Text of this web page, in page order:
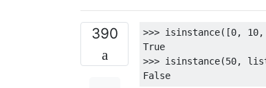
390 >>> isinstance([0, 10,
True
>>> isinstance(50,
False